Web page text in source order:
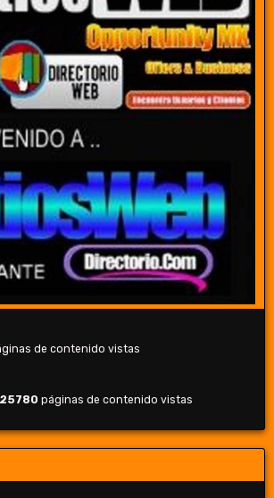
de contenido vistas
páginas de contenido vistas